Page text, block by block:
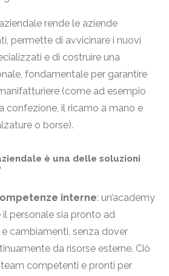
rende le aziende
permette di avvicinare i nuovi
e di costruire una
fondamentale per garantire
(come ad esempio
confezione, il ricamo a mano e
o borse).
è una delle soluzioni
interne: un’academy
il personale sia pronto ad
cambiamenti, senza dover
da risorse esterne. Ciò
competenti e pronti per